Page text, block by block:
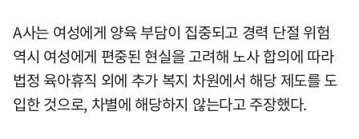
A사는 여성에게 양육 부담이 집중되고 경력 단절 위험
역시 여성에게 편중된 현실을 고려해 노사 합의에 따라
법정 육아휴직 외에 추가 복지 차원에서 해당 제도를 도
입한 것으로, 차별에 해당하지 않는다고 주장했다.